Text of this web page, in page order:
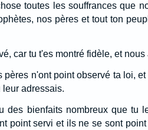
toutes les souffrances que
nos pères et tout ton
car tu t'es montré fidèle, et
n'ont point observé ta loi,
leur adressais.
des bienfaits nombreux que tu
point servi et ils ne se sont